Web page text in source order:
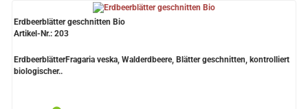
Erdbeerblätter geschnitten Bio
Artikel-Nr.: 203
ErdbeerblätterFragaria veska, Walderdbeere, Blätter geschnitten, kontrolliert
biologischer..